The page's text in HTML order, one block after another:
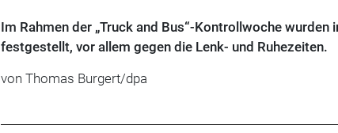
Im Rahmen der „Truck and Bus“-Kontrollwoche
festgestellt, vor allem gegen die Lenk- und Ruhezeiten.
von Thomas Burgert/dpa